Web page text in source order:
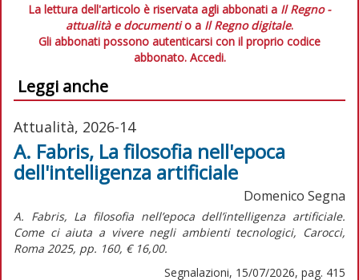
La lettura dell'articolo è riservata agli abbonati a Il Regno -
attualità e documentio a Il Regno digitale.
Gli abbonati possono autenticarsi con il proprio codice
abbonato. Accedi.
Leggi anche
Attualità, 2026-14
A. Fabris, La filosofia nell'epoca
dell'intelligenza artificiale
Domenico Segna
A. Fabris, La filosofia nell’epoca dell’intelligenza artificiale.
Come ci aiuta a vivere negli ambienti tecnologici, Carocci,
Roma 2025, pp. 160, € 16,00.
Segnalazioni, 15/07/2026, pag. 415